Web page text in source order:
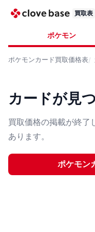
買取表
ポケモン
ポケモンカード買取価格表
カードが見
買取価格の掲載が終了
あります。
ポケモン